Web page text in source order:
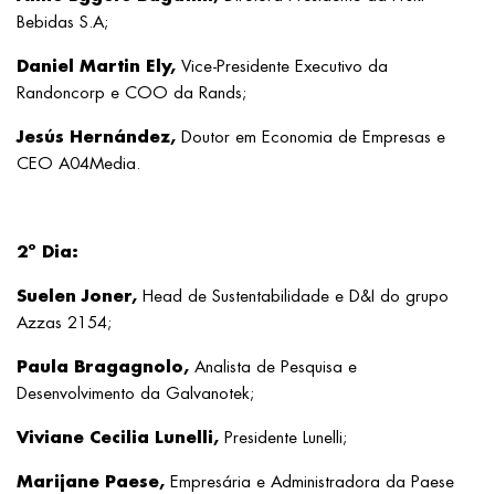
Bebidas S.A;
Daniel Martin Ely, Vice-Presidente Executivo da
Randoncorp e COO da Rands;
Jesús Hernández, Doutor em Economia de Empresas e
CEO A04Media.
2º Dia:
Suelen Joner, Head de Sustentabilidade e D&I do grupo
Azzas 2154;
Paula Bragagnolo, Analista de Pesquisa e
Desenvolvimento da Galvanotek;
Viviane Cecilia Lunelli, Presidente Lunelli;
Marijane Paese, Empresária e Administradora da Paese